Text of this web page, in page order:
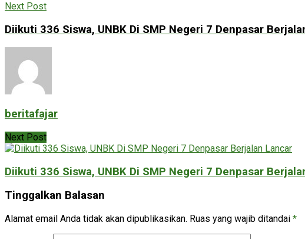
Next Post
Diikuti 336 Siswa, UNBK Di SMP Negeri 7 Denpasar
beritafajar
Next Post
Diikuti 336 Siswa, UNBK Di SMP Negeri 7 Denpasar
Tinggalkan Balasan
Alamat email Anda tidak akan dipublikasikan. Ruas yang wajib ditandai *